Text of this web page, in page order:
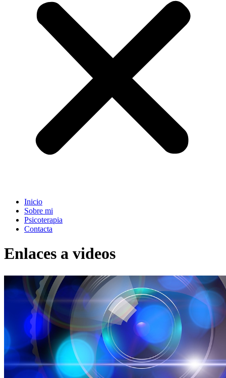
Inicio
Sobre mi
Psicoterapia
Contacta
Enlaces a videos